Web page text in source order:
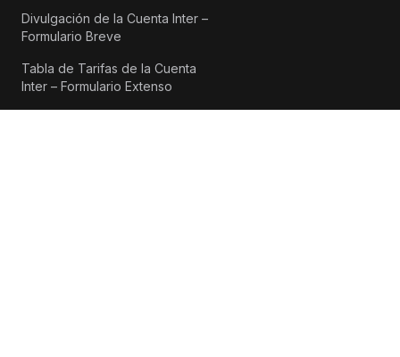
Divulgación de la Cuenta Inter –
Formulario Breve
Tabla de Tarifas de la Cuenta
Inter – Formulario Extenso